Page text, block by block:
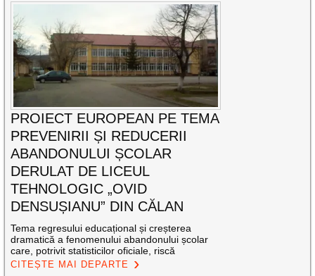
PROIECT EUROPEAN PE TEMA
PREVENIRII ȘI REDUCERII
ABANDONULUI ȘCOLAR
DERULAT DE LICEUL
TEHNOLOGIC „OVID
DENSUȘIANU” DIN CĂLAN
Tema regresului educațional și creșterea
dramatică a fenomenului abandonului școlar
care, potrivit statisticilor oficiale, riscă
CITEȘTE MAI DEPARTE